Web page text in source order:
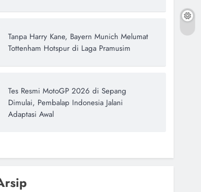
Tanpa Harry Kane, Bayern Munich Melumat
Tottenham Hotspur di Laga Pramusim
Tes Resmi MotoGP 2026 di Sepang
Dimulai, Pembalap Indonesia Jalani
Adaptasi Awal